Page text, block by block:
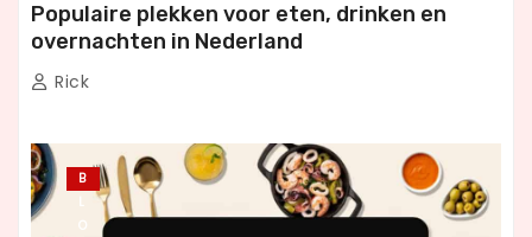
Populaire plekken voor eten, drinken en
overnachten in Nederland
Rick
B
L
O